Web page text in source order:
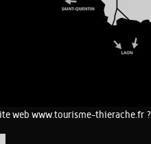
LÉGALES
web www.tourisme-thierache.fr ?